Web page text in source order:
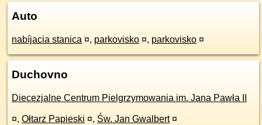
Auto
nabíjacia stanica ¤, parkovisko ¤, parkovisko ¤
Duchovno
Diecezjalne Centrum Pielgrzymowania im. Jana Pawła II
¤, Ołtarz Papieski ¤, Św. Jan Gwalbert ¤